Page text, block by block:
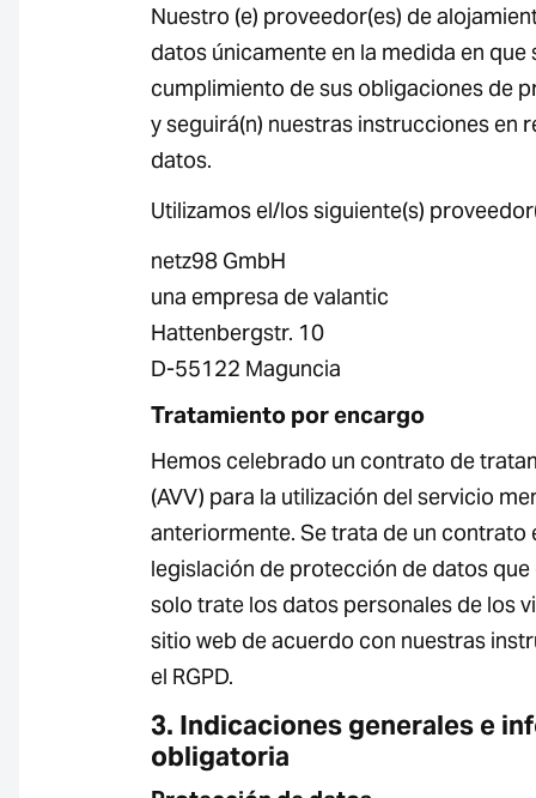
Nuestro (e) proveedor(es) de
datos únicamente en la medida en que
cumplimiento de sus obligaciones de
y seguirá(n) nuestras instrucciones en
datos.
Utilizamos el/los siguiente(s)
netz98 GmbH
una empresa de valantic
Hattenbergstr. 10
D-55122 Maguncia
Tratamiento por encargo
Hemos celebrado un contrato de
(AVV) para la utilización del servicio
anteriormente. Se trata de un contrato
legislación de protección de datos que
solo trate los datos personales de los
sitio web de acuerdo con nuestras
el RGPD.
3. Indicaciones generales e
obligatoria